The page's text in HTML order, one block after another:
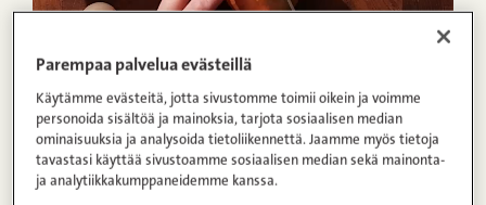
25min 4 Helppo
1 2 3 4 5
Parempaa palvelua evästeillä
Käytämme evästeitä, jotta sivustomme toimii oikein ja voimme
personoida sisältöä ja mainoksia, tarjota sosiaalisen median
ominaisuuksia ja analysoida tietoliikennettä. Jaamme myös tietoja
tavastasi käyttää sivustoamme sosiaalisen median sekä mainonta-
ja analytiikkakumppaneidemme kanssa.